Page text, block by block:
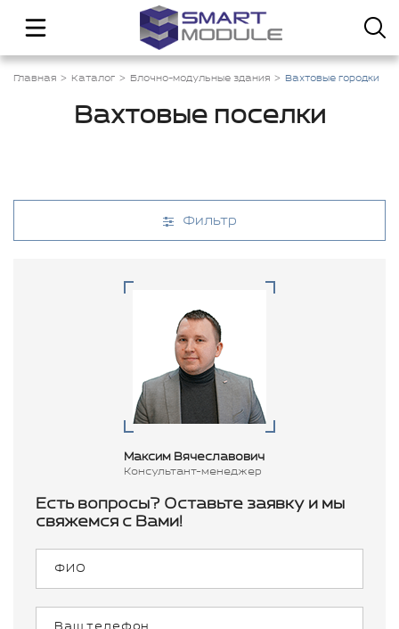
Главная Каталог Блочно-модульные здания Вахтовые городки
Вахтовые поселки
Фильтр
Максим Вячеславович
Консультант-менеджер
Есть вопросы? Оставьте заявку и мы
свяжемся с Вами!